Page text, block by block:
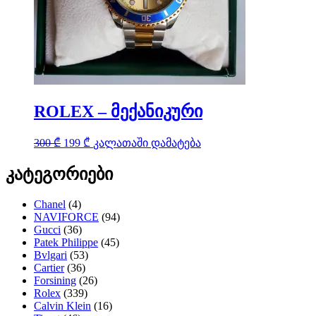
ROLEX – მექანიკური
300₾ Original
was:
300 ₾.
199 ₾ Current
price
is:
199 ₾.
კალათაში დამატება
კატეგორიები
Chanel (4)
NAVIFORCE (94)
Gucci (36)
Patek Philippe (45)
Bvlgari (53)
Cartier (36)
Forsining (26)
Rolex (339)
Calvin Klein (16)